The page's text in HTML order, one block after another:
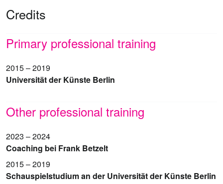
Credits
Primary professional training
2015 – 2019
Universität der Künste Berlin
Other professional training
2023 – 2024
Coaching bei Frank Betzelt
2015 – 2019
Schauspielstudium an der Universität der Künste Berlin